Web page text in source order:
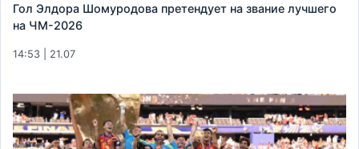
Гол Элдора Шомуродова претендует на звание лучшего
на ЧМ-2026
14:53 | 21.07